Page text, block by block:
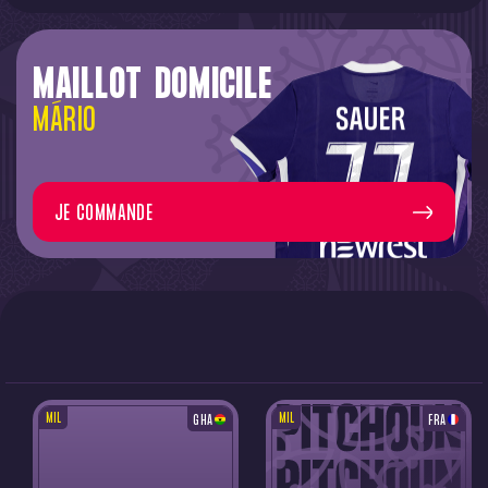
MAILLOT DOMICILE
MÁRIO
JE COMMANDE
MIL GHA MIL FRA